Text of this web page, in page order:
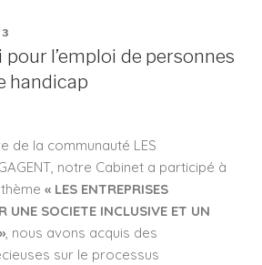
pour l’emploi de personnes
handicap
de la communauté LES
notre Cabinet a participé à
« LES ENTREPRISES
UNE SOCIETE INCLUSIVE ET UN
, nous avons acquis des
sur le processus